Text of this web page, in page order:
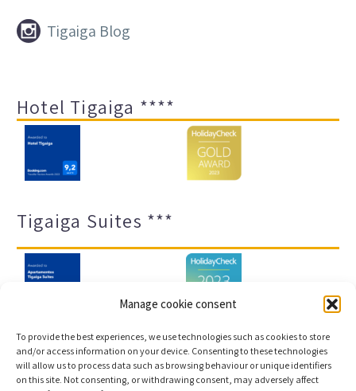
Manage cookie consent
To provide the best experiences, we use technologies such as cookies to store
and/or access information on your device. Consenting to these technologies
will allow us to process data such as browsing behaviour or unique identifiers
on this site. Not consenting, or withdrawing consent, may adversely affect

 Tigaiga Blog
Hotel Tigaiga ****
Tigaiga Suites ***
Impressum und Datenschutz
Transparenz-Portal